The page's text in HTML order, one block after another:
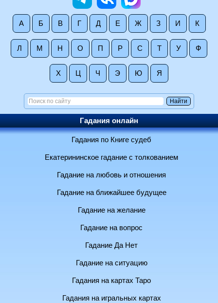
А Б В Г Д Е Ж З И К
Л М Н О П Р С Т У Ф
Х Ц Ч Э Ю Я
Гадания онлайн
Гадания по Книге судеб
Екатерининское гадание с толкованием
Гадание на любовь и отношения
Гадание на ближайшее будущее
Гадание на желание
Гадание на вопрос
Гадание Да Нет
Гадание на ситуацию
Гадания на картах Таро
Гадания на игральных картах